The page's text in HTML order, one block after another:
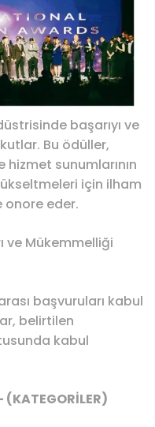
başarıyı ve
Bu ödüller,
hizmet sunumlarının
için ilham
onore eder.
ve Mükemmelliği
başvuruları kabul
belirtilen
kabul
(KATEGORİLER)